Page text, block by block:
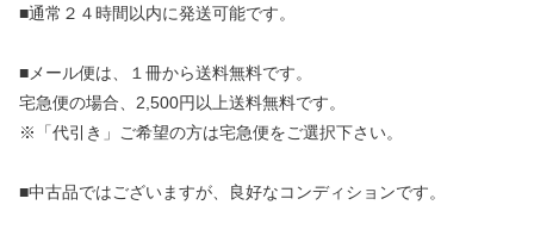
■通常２４時間以内に発送可能です。
■メール便は、１冊から送料無料です。
宅急便の場合、2,500円以上送料無料です。
※「代引き」ご希望の方は宅急便をご選択下さい。
■中古品ではございますが、良好なコンディションです。